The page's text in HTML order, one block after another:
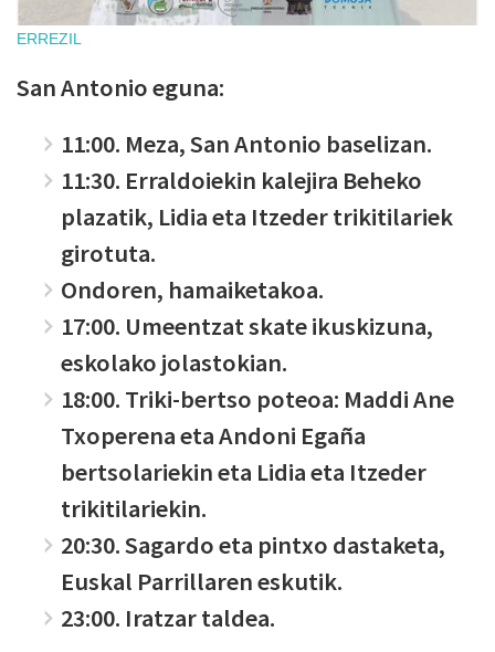
ERREZIL
San Antonio eguna:
11:00. Meza, San Antonio baselizan.
11:30. Erraldoiekin kalejira Beheko
plazatik, Lidia eta Itzeder trikitilariek
girotuta.
Ondoren, hamaiketakoa.
17:00. Umeentzat skate ikuskizuna,
eskolako jolastokian.
18:00. Triki-bertso poteoa: Maddi Ane
Txoperena eta Andoni Egaña
bertsolariekin eta Lidia eta Itzeder
trikitilariekin.
20:30. Sagardo eta pintxo dastaketa,
Euskal Parrillaren eskutik.
23:00. Iratzar taldea.